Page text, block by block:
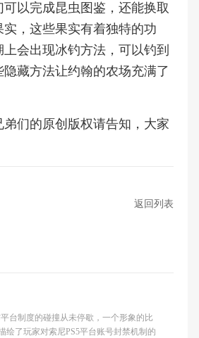
以完成昆虫图鉴，还能换取
，这些果实有着独特的功
会出现冰钓方法，可以钓到
藏方法让约翰的农场充满了
们的原创版权请告知，大家
返回列表
台制度的碰撞从未停歇，一个形象的比
绘了玩家对索尼PS5平台账号封禁机制的